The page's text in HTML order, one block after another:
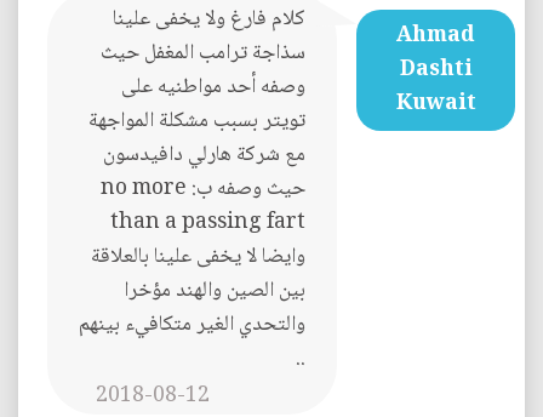
Ahmad
Dashti
Kuwait
كلام فارغ ولا يخفى علينا
سذاجة ترامب المغفل حيث
وصفه أحد مواطنيه على
تويتر بسبب مشكلة المواجهة
مع شركة هارلي دافيدسون
حيث وصفه ب: no more
than a passing fart
وايضا لا يخفى علينا بالعلاقة
بين الصين والهند مؤخرا
والتحدي الغير متكافيء بينهم
..
2018-08-12